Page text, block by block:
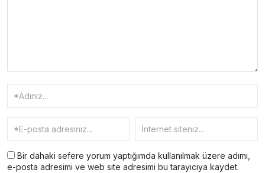
Bir dahaki sefere yorum yaptığımda kullanılmak üzere adımı,
e-posta adresimi ve web site adresimi bu tarayıcıya kaydet.